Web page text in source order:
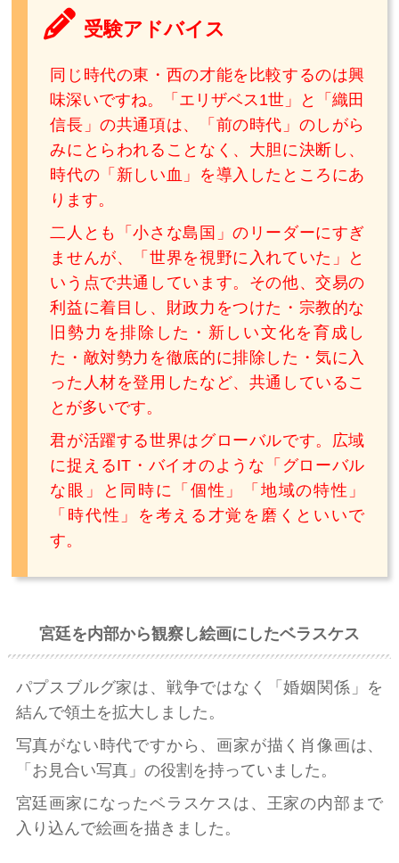
受験アドバイス
同じ時代の東・西の才能を比較するのは興
味深いですね。「エリザベス1世」と「織田
信長」の共通項は、「前の時代」のしがら
みにとらわれることなく、大胆に決断し、
時代の「新しい血」を導入したところにあ
ります。
二人とも「小さな島国」のリーダーにすぎ
ませんが、「世界を視野に入れていた」と
いう点で共通しています。その他、交易の
利益に着目し、財政力をつけた・宗教的な
旧勢力を排除した・新しい文化を育成し
た・敵対勢力を徹底的に排除した・気に入
った人材を登用したなど、共通しているこ
とが多いです。
君が活躍する世界はグローバルです。広域
に捉えるIT・バイオのような「グローバル
な眼」と同時に「個性」「地域の特性」
「時代性」を考える才覚を磨くといいで
す。
宮廷を内部から観察し絵画にしたベラスケス
パプスブルグ家は、戦争ではなく「婚姻関係」を
結んで領土を拡大しました。
写真がない時代ですから、画家が描く肖像画は、
「お見合い写真」の役割を持っていました。
宮廷画家になったベラスケスは、王家の内部まで
入り込んで絵画を描きました。